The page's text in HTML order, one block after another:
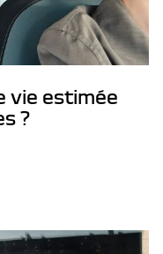
vie estimée
?